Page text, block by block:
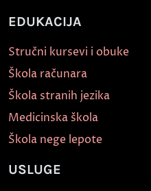
EDUKACIJA
Stručni kursevi i obuke
Škola računara
Škola stranih jezika
Medicinska škola
Škola nege lepote
USLUGE